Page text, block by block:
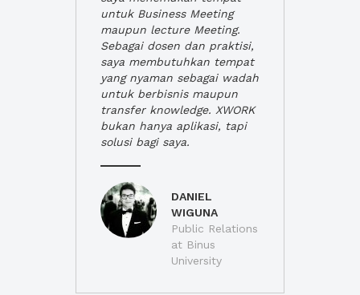
untuk Business Meeting
maupun lecture Meeting.
Sebagai dosen dan praktisi,
saya membutuhkan tempat
yang nyaman sebagai wadah
untuk berbisnis maupun
transfer knowledge. XWORK
bukan hanya aplikasi, tapi
solusi bagi saya.
DANIEL
WIGUNA
Public Relations
at Binus
University